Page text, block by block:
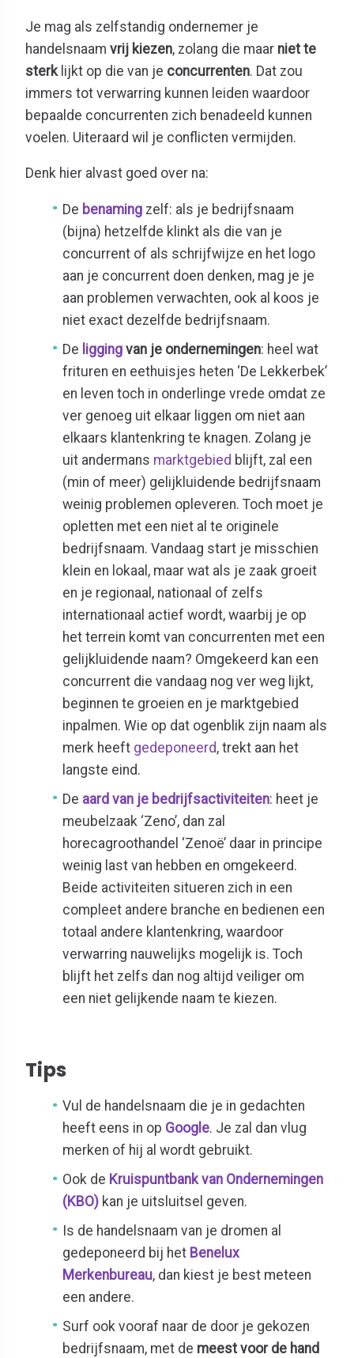
Je mag als zelfstandig ondernemer je
handelsnaam vrij kiezen, zolang die maar niet te
sterk lijkt op die van je concurrenten. Dat zou
immers tot verwarring kunnen leiden waardoor
bepaalde concurrenten zich benadeeld kunnen
voelen. Uiteraard wil je conflicten vermijden.
Denk hier alvast goed over na:
De benaming zelf: als je bedrijfsnaam
(bijna) hetzelfde klinkt als die van je
concurrent of als schrijfwijze en het logo
aan je concurrent doen denken, mag je je
aan problemen verwachten, ook al koos je
niet exact dezelfde bedrijfsnaam.
De ligging van je ondernemingen: heel wat
frituren en eethuisjes heten ‘De Lekkerbek’
en leven toch in onderlinge vrede omdat ze
ver genoeg uit elkaar liggen om niet aan
elkaars klantenkring te knagen. Zolang je
uit andermans marktgebied blijft, zal een
(min of meer) gelijkluidende bedrijfsnaam
weinig problemen opleveren. Toch moet je
opletten met een niet al te originele
bedrijfsnaam. Vandaag start je misschien
klein en lokaal, maar wat als je zaak groeit
en je regionaal, nationaal of zelfs
internationaal actief wordt, waarbij je op
het terrein komt van concurrenten met een
gelijkluidende naam? Omgekeerd kan een
concurrent die vandaag nog ver weg lijkt,
beginnen te groeien en je marktgebied
inpalmen. Wie op dat ogenblik zijn naam als
merk heeft gedeponeerd, trekt aan het
langste eind.
De aard van je bedrijfsactiviteiten: heet je
meubelzaak ‘Zeno’, dan zal
horecagroothandel ‘Zenoë’ daar in principe
weinig last van hebben en omgekeerd.
Beide activiteiten situeren zich in een
compleet andere branche en bedienen een
totaal andere klantenkring, waardoor
verwarring nauwelijks mogelijk is. Toch
blijft het zelfs dan nog altijd veiliger om
een niet gelijkende naam te kiezen.
Tips
Vul de handelsnaam die je in gedachten
heeft eens in op Google. Je zal dan vlug
merken of hij al wordt gebruikt.
Ook de Kruispuntbank van Ondernemingen
(KBO) kan je uitsluitsel geven.
Is de handelsnaam van je dromen al
gedeponeerd bij het Benelux
Merkenbureau, dan kiest je best meteen
een andere.
Surf ook vooraf naar de door je gekozen
bedrijfsnaam, met de meest voor de hand